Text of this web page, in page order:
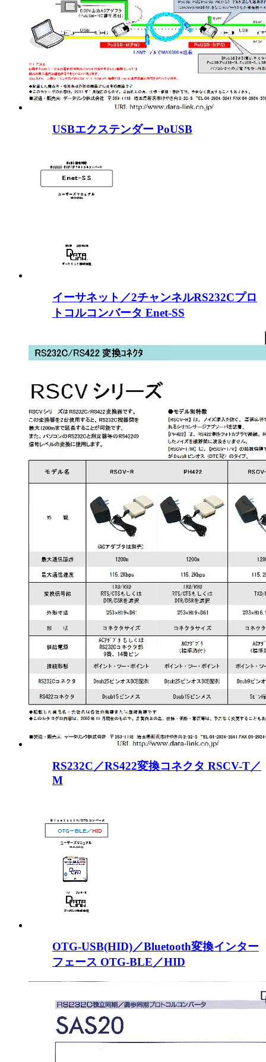
USBエクステンダー PoUSB
イーサネット／2チャンネルRS232Cプロ
トコルコンバータ Enet-SS
RS232C／RS422変換コネクタ RSCV-T／
M
OTG-USB(HID)／Bluetooth変換インター
フェース OTG-BLE／HID